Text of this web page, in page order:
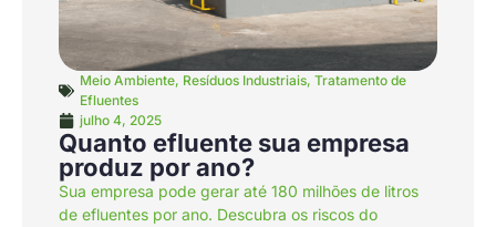
Meio Ambiente, Resíduos Industriais, Tratamento de
Efluentes
julho 4, 2025
Quanto efluente sua empresa
produz por ano?
Sua empresa pode gerar até 180 milhões de litros
de efluentes por ano. Descubra os riscos do